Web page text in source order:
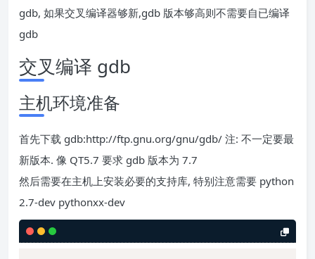
gdb, 如果交叉编译器够新,gdb 版本够高则不需要自已编译
gdb
交叉编译 gdb
主机环境准备
首先下载 gdb:http://ftp.gnu.org/gnu/gdb/ 注: 不一定要最
新版本. 像 QT5.7 要求 gdb 版本为 7.7
然后需要在主机上安装必要的支持库, 特别注意需要 python
2.7-dev pythonxx-dev